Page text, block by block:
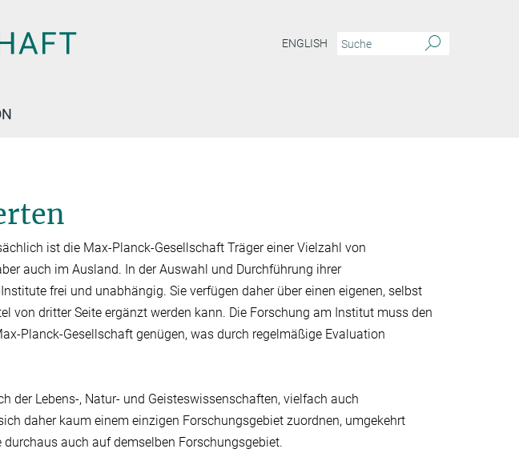
ENGLISH
ist die Max-Planck-Gesellschaft Träger einer Vielzahl von
auch im Ausland. In der Auswahl und Durchführung ihrer
frei und unabhän­gig. Sie verfügen daher über einen eige­nen, selbst
von dritter Seite er­gänzt werden kann. Die Forschung am Institut muss den
Planck-Gesellschaft genügen, was durch regelmäßige Evaluation
der Lebens-, Natur- und Geisteswissen­schaften, vielfach auch
daher kaum einem einzigen Forschungsgebiet zuordnen, umgekehrt
auch auf demselben Forschungsgebiet.